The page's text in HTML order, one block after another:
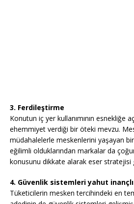
3. Ferdileştirme
Konutun iç yer kullanımının esnekliğe
ehemmiyet verdiği bir öteki mevzu.
müdahalelerle meskenlerini yaşayan
eğilimli olduklarından markalar da
konusunu dikkate alarak eser stratejisi
4. Güvenlik sistemleri yahut
Tüketicilerin mesken tercihindeki en